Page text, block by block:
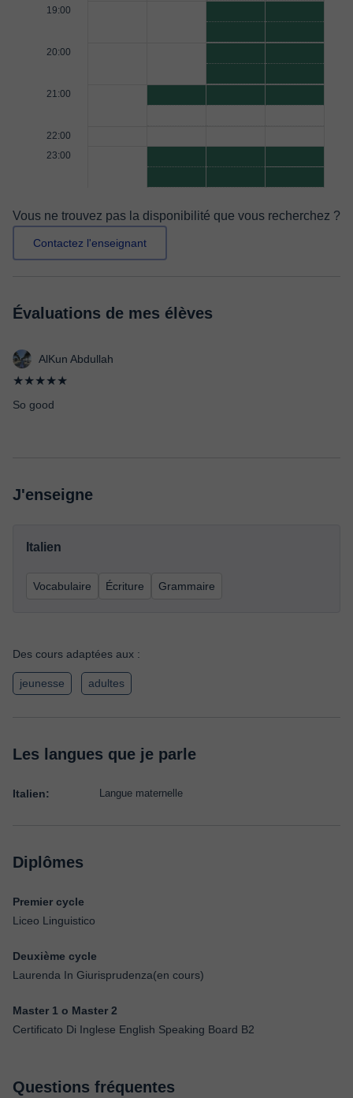
19:00
20:00
21:00
22:00
23:00
Vous ne trouvez pas la disponibilité que vous recherchez ?
Contactez l'enseignant
Évaluations de mes élèves
AlKun Abdullah
★★★★★
So good
J'enseigne
Italien
Vocabulaire Écriture Grammaire
Des cours adaptées aux :
jeunesse adultes
Les langues que je parle
Italien: Langue maternelle
Diplômes
Premier cycle
Liceo Linguistico
Deuxième cycle
Laurenda In Giurisprudenza(en cours)
Master 1 o Master 2
Certificato Di Inglese English Speaking Board B2
Questions fréquentes